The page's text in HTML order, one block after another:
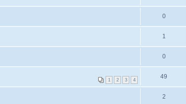
0
1
0
1 2 3 4 49
2